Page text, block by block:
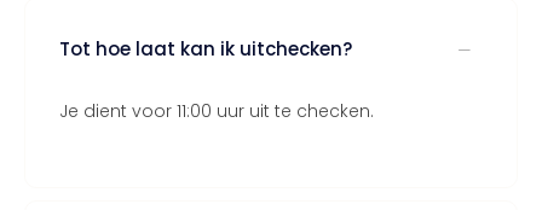
Tot hoe laat kan ik uitchecken?
Je dient voor 11:00 uur uit te checken.